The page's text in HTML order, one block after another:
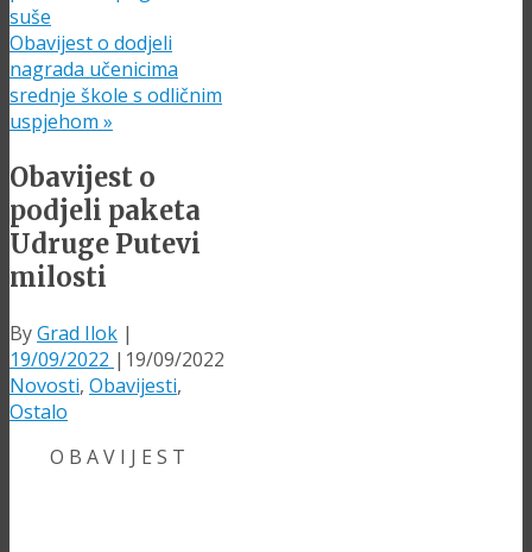
suše
Obavijest o dodjeli
nagrada učenicima
srednje škole s odličnim
uspjehom »
Obavijest o
podjeli paketa
Udruge Putevi
milosti
ByGrad Ilok |
19/09/2022 | 19/09/2022
Novosti, Obavijesti,
Ostalo
O B A V I J E S T